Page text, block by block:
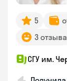
5
3 отзыва
СГУ им.